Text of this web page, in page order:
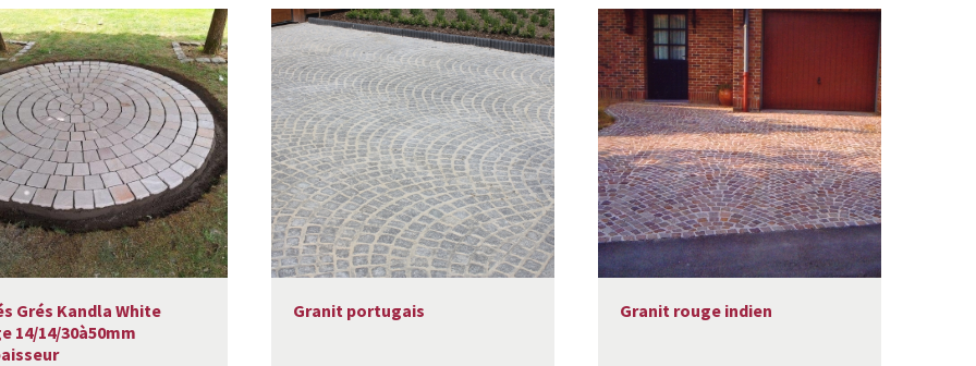
Grés Kandla White
14/14/30à50mm
Granit portugais Granit rouge indien